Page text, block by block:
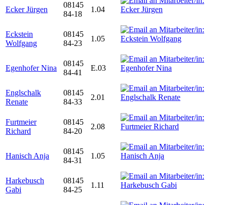
Ecker Jürgen
08145
84-18
1.04
Eckstein
Wolfgang
08145
84-23
1.05
Egenhofer Nina
08145
84-41
E.03
Englschalk
Renate
08145
84-33
2.01
Furtmeier
Richard
08145
84-20
2.08
Hanisch Anja
08145
84-31
1.05
Harkebusch
Gabi
08145
84-25
1.11